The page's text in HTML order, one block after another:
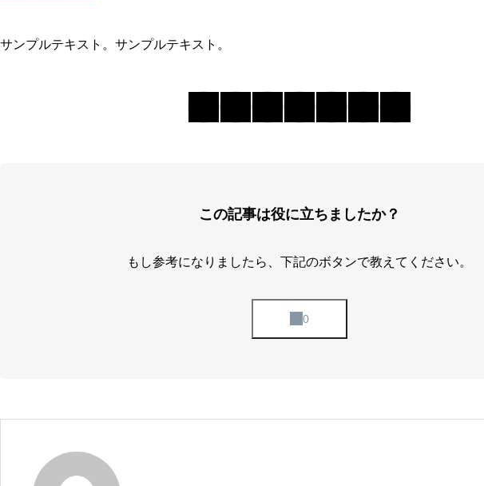
サンプルテキスト。サンプルテキスト。
この記事は役に立ちましたか？
もし参考になりましたら、下記のボタンで教えてください。